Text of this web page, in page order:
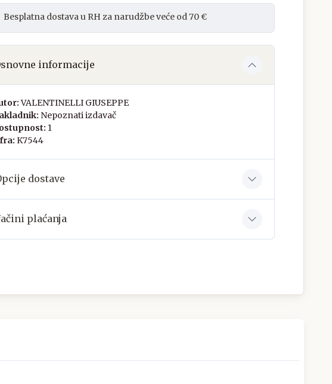
Besplatna dostava u RH za narudžbe veće od 70 €
informacije
VALENTINELLI GIUSEPPE
Nepoznati izdavač
1
K7544
dostave
plaćanja